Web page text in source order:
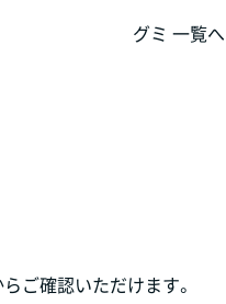
グミ 一覧へ
ご確認いただけます。